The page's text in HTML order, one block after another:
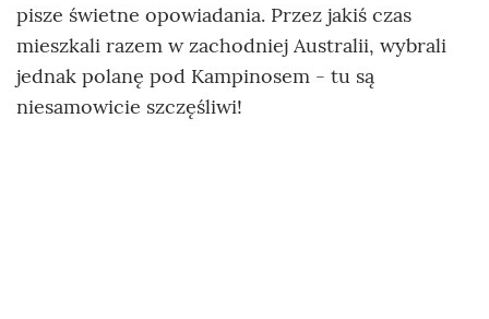
pisze świetne opowiadania. Przez jakiś czas
mieszkali razem w zachodniej Australii, wybrali
jednak polanę pod Kampinosem - tu są
niesamowicie szczęśliwi!